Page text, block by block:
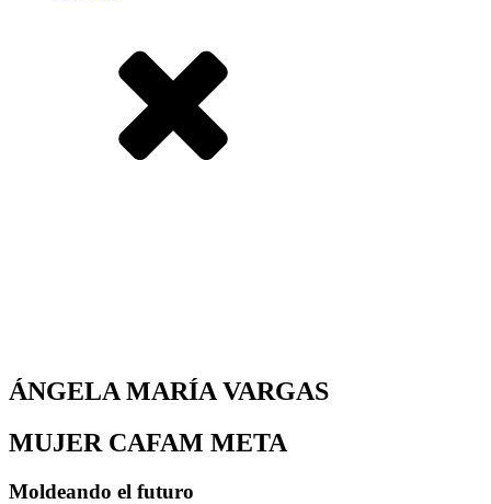
ÁNGELA MARÍA VARGAS
MUJER CAFAM META
Moldeando el futuro